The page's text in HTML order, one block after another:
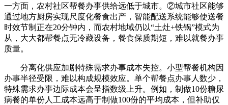
一方面，农村社区帮餐办事供给远低于城市。②城市社区能够
通过地方厨房实现尺度化餐食出产，智能配送系统能够使送餐
时效节制正在20分钟内，而农村地域仍以“土灶+铁锅”模式为
从，大大都帮餐点无冷藏设备，餐食保质期短，难以就餐办事
质量。
分离化供应加剧特殊需求办事成本失控。小型帮餐机构因
办事半径受限，难以构成规模效应。单个帮餐点办事人数少，
特殊需求办事边际成本会呈指数级上升。例如，制做10份糖尿
病餐的单份人工成本远高于制做100份的平均成本，但补助仅